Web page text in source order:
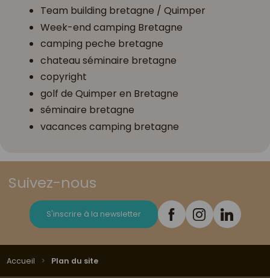
Team building bretagne / Quimper
Week-end camping Bretagne
camping peche bretagne
chateau séminaire bretagne
copyright
golf de Quimper en Bretagne
séminaire bretagne
vacances camping bretagne
Suivez-nous
S'inscrire à la newsletter
Accueil Plan du site